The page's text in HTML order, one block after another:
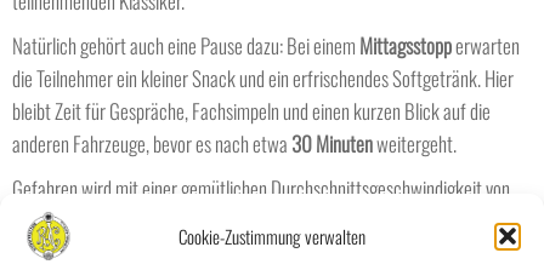
Cookie-Zustimmung verwalten
Natürlich gehört auch eine Pause dazu: Bei einem Mittagsstopperwarten
die Teilnehmer ein kleiner Snack und ein erfrischendes Softgetränk. Hier
bleibt Zeit für Gespräche, Fachsimpeln und einen kurzen Blick auf die
anderen Fahrzeuge, bevor es nach etwa 30 Minutenweitergeht.
Gefahren wird mit einer gemütlichen Durchschnittsgeschwindigkeit von
rund35 km/h , sodass nach etwa
die ersten Teilnehmer
wieder im Ziel eintreffen.